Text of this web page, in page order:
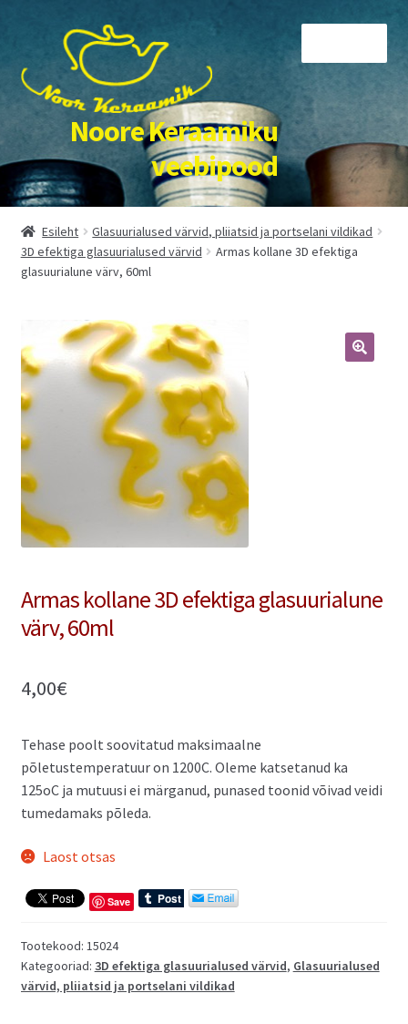
navigeerimisele
juurde
Noore Keraamiku
veebipood
Esileht
Kassa
Kõik tooted
Meist
Minu konto
Ostukorv
Refund and Returns Policy
Esileht
Glasuurialused värvid, pliiatsid ja portselani vildikad
3D efektiga glasuurialused värvid
Armas kollane 3D efektiga
glasuurialune värv, 60ml
Armas kollane 3D efektiga glasuurialune
värv, 60ml
4,00€
Tehase poolt soovitatud maksimaalne
põletustemperatuur on 1200C. Oleme katsetanud ka
125oC ja mutuusi ei märganud, punased toonid võivad veidi
tumedamaks põleda.
Laost otsas
Save
Tootekood: 15024
Kategooriad: 3D efektiga glasuurialused värvid, Glasuurialused
värvid, pliiatsid ja portselani vildikad